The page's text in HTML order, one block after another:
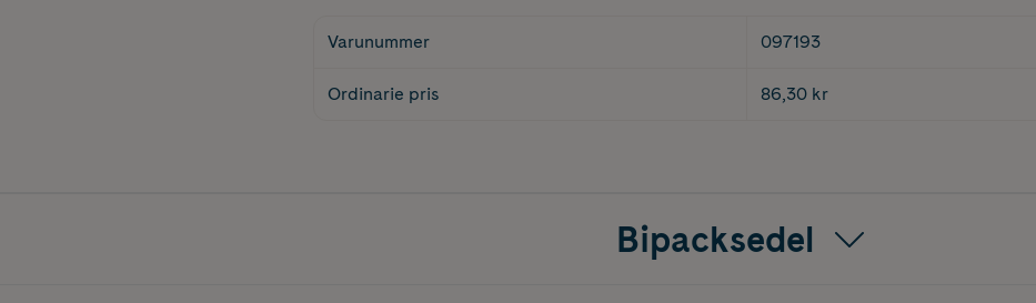
Varunummer 097193
Ordinarie pris 86,30 kr
Bipacksedel